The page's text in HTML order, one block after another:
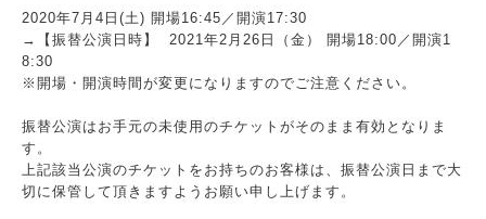
2020年7月4日(土) 開場16:45／開演17:30
→【振替公演日時】 2021年2月26日（金） 開場18:00／開演1
8:30
※開場・開演時間が変更になりますのでご注意ください。
振替公演はお手元の未使用のチケットがそのまま有効となりま
す。
上記該当公演のチケットをお持ちのお客様は、振替公演日まで大
切に保管して頂きますようお願い申し上げます。